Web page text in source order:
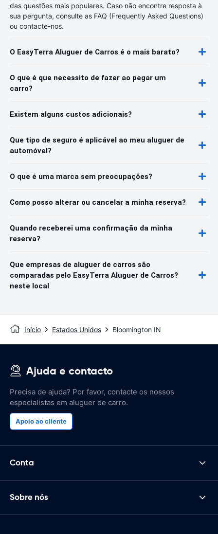
das questões mais populares. Caso não encontre resposta à
sua pergunta, consulte as FAQ (Frequently Asked Questions)
ou contacte-nos.
O EasyTerra Aluguer de Carros é o mais barato?
O que é que necessito de fazer ao pegar um
carro?
Existem alguns custos adicionais?
Que tipo de seguro é aplicável ao meu aluguer de
automóvel?
O que é uma marca sem preocupações?
Como posso alterar ou cancelar a minha reserva?
Quando receberei uma confirmação da minha
reserva?
Que empresas de aluguer de carros são
comparadas pelo EasyTerra Aluguer de Carros?
neste local
Início Estados Unidos Bloomington IN
Ajuda e contacto
Precisa de ajuda? Por favor, contacte os nossos
especialistas em aluguer de carro.
Apoio ao cliente
Conta
Sobre nós